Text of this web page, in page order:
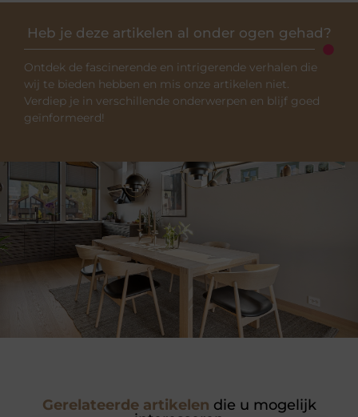
Heb je deze artikelen al onder ogen gehad?
Ontdek de fascinerende en intrigerende verhalen die
wij te bieden hebben en mis onze artikelen niet.
Verdiep je in verschillende onderwerpen en blijf goed
geïnformeerd!
Gerelateerde artikelen die u mogelijk